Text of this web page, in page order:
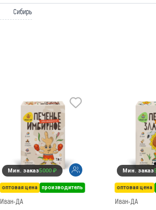
Сибирь
Мин. заказ5000 ₽
оптовая цена производитель
Иван-ДА
Мин. заказ
оптовая цена
Иван-ДА